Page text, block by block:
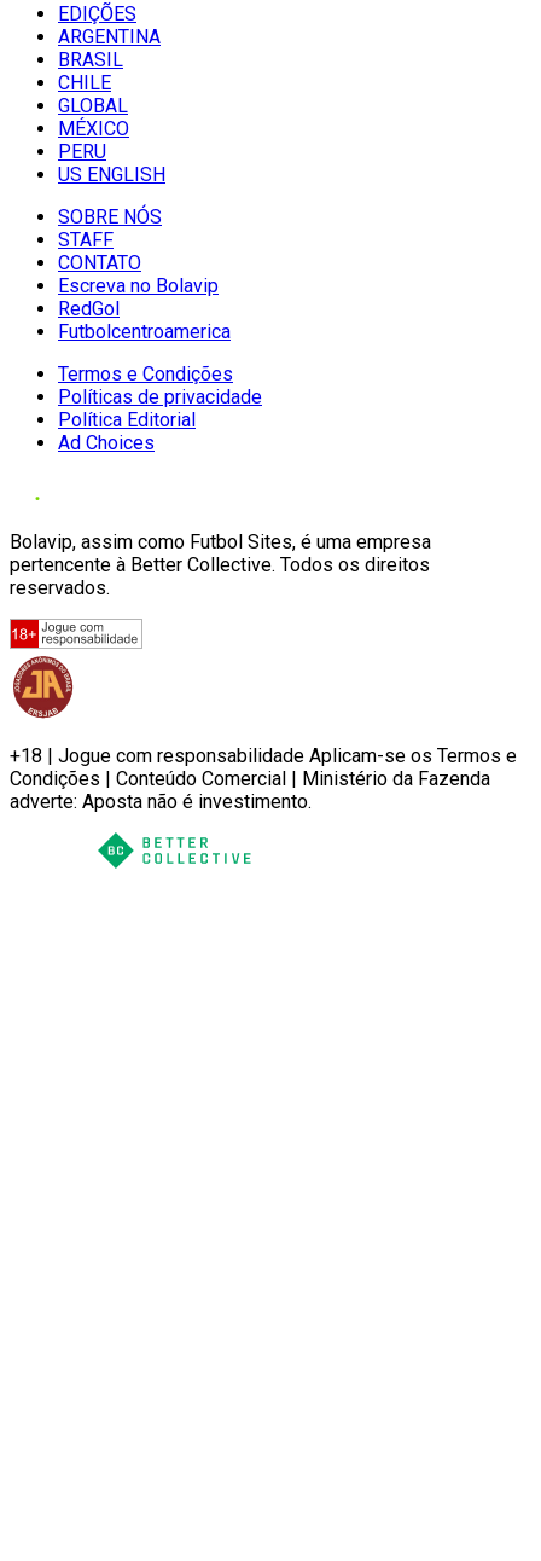
EDIÇÕES
ARGENTINA
BRASIL
CHILE
GLOBAL
MÉXICO
PERU
US ENGLISH
SOBRE NÓS
STAFF
CONTATO
Escreva no Bolavip
RedGol
Futbolcentroamerica
Termos e Condições
Políticas de privacidade
Política Editorial
Ad Choices
Bolavip, assim como Futbol Sites, é uma empresa
pertencente à Better Collective. Todos os direitos
reservados.
+18 | Jogue com responsabilidade Aplicam-se os Termos e
Condições | Conteúdo Comercial | Ministério da Fazenda
adverte: Aposta não é investimento.